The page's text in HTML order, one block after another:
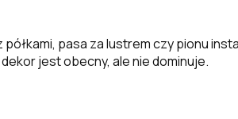
pasa za lustrem czy pionu
jest obecny, ale nie dominuje.